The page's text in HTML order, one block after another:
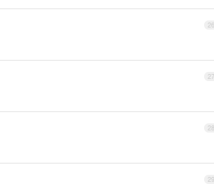
26
27
28
29